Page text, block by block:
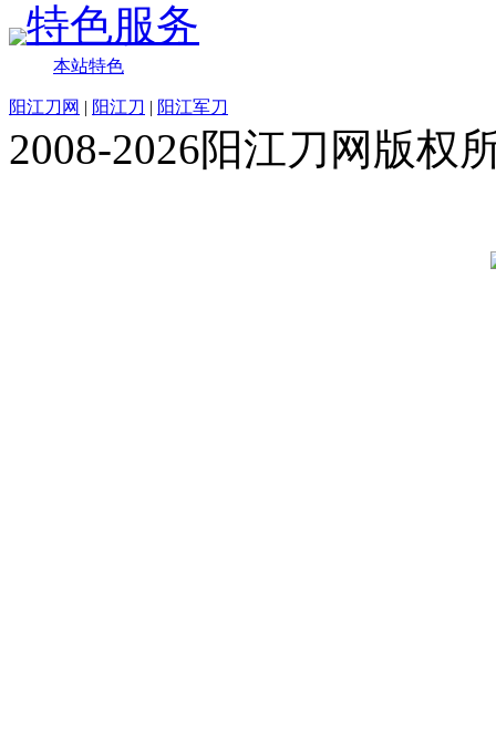
特色服务
本站特色
阳江刀网 | 阳江刀 | 阳江军刀
2008-2026阳江刀网版权